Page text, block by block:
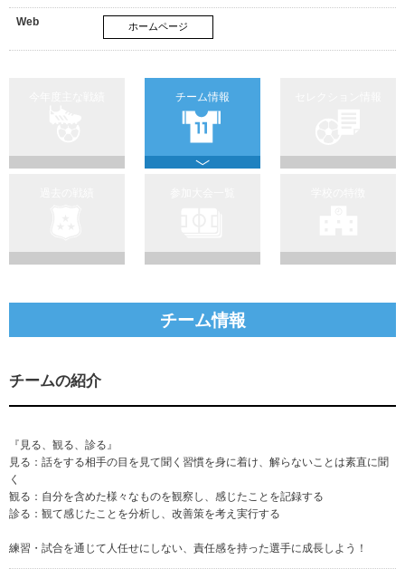
Web ホームページ
チーム情報
チーム情報
チームの紹介
『見る、観る、診る』
見る：話をする相手の目を見て聞く習慣を身に着け、解らないことは素直に聞
く
観る：自分を含めた様々なものを観察し、感じたことを記録する
診る：観て感じたことを分析し、改善策を考え実行する
練習・試合を通じて人任せにしない、責任感を持った選手に成長しよう！